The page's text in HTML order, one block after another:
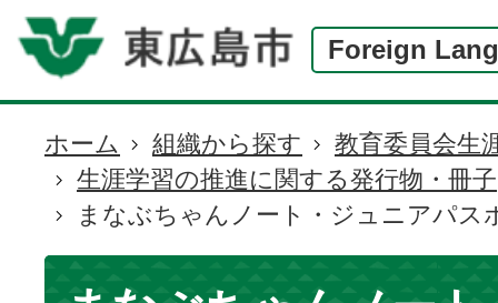
Foreign
現
在
の
位
ホーム 組織から探す
教育委員会生
生涯学習の推進に関する発行物・冊子
まなぶちゃんノート・ジュニアパス